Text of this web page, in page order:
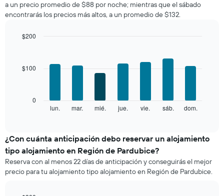
una
habitación
mes
muestra
El
gráfico
muestra
1
eje
a un precio promedio de $88 por noche; mientras que el sábado
encontrarás los precios más altos, a un promedio de $132.
el
precio
promedio
de
una
por
lun. mar. mié. jue. vie. sáb. dom.
0
$100
$200
¿Con cuánta anticipación debo reservar un alojamiento
tipo alojamiento en Región de Pardubice?
Reserva con al menos 22 días de anticipación y conseguirás el mejor
precio para tu alojamiento tipo alojamiento en Región de Pardubice.